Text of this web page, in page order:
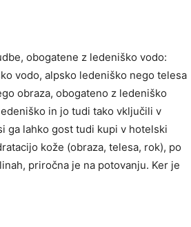
obogatene z ledeniško vodo:
vodo, alpsko ledeniško nego telesa
obraza, obogateno z ledeniško
in jo tudi tako vključili v
ga lahko gost tudi kupi v hotelski
kože (obraza, telesa, rok), po
priročna je na potovanju. Ker je